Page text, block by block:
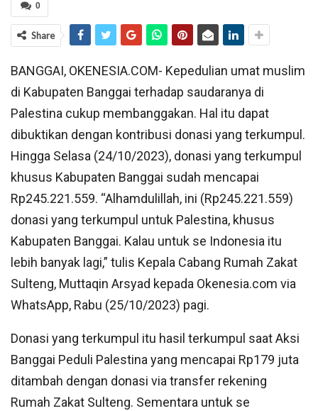
0
Share
BANGGAI, OKENESIA.COM- Kepedulian umat muslim
di Kabupaten Banggai terhadap saudaranya di
Palestina cukup membanggakan. Hal itu dapat
dibuktikan dengan kontribusi donasi yang terkumpul.
Hingga Selasa (24/10/2023), donasi yang terkumpul
khusus Kabupaten Banggai sudah mencapai
Rp245.221.559. “Alhamdulillah, ini (Rp245.221.559)
donasi yang terkumpul untuk Palestina, khusus
Kabupaten Banggai. Kalau untuk se Indonesia itu
lebih banyak lagi,” tulis Kepala Cabang Rumah Zakat
Sulteng, Muttaqin Arsyad kepada Okenesia.com via
WhatsApp, Rabu (25/10/2023) pagi.
Donasi yang terkumpul itu hasil terkumpul saat Aksi
Banggai Peduli Palestina yang mencapai Rp179 juta
ditambah dengan donasi via transfer rekening
Rumah Zakat Sulteng. Sementara untuk se